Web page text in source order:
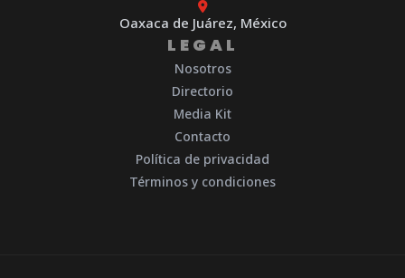
Oaxaca de Juárez, México
LEGAL
Nosotros
Directorio
Media Kit
Contacto
Política de privacidad
Términos y condiciones